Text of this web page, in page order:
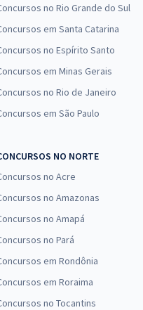
no Rio Grande do Sul
em Santa Catarina
no Espírito Santo
em Minas Gerais
no Rio de Janeiro
em São Paulo
NO NORTE
no Acre
no Amazonas
no Amapá
no Pará
em Rondônia
em Roraima
no Tocantins